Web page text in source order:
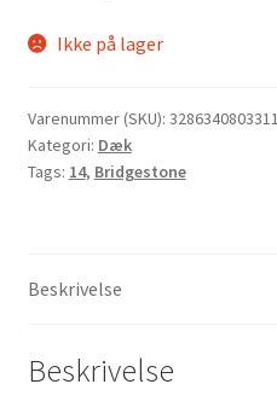
Ikke på lager
Varenummer (SKU): 3286340803311
Kategori: Dæk
Tags: 14, Bridgestone
Beskrivelse
Beskrivelse